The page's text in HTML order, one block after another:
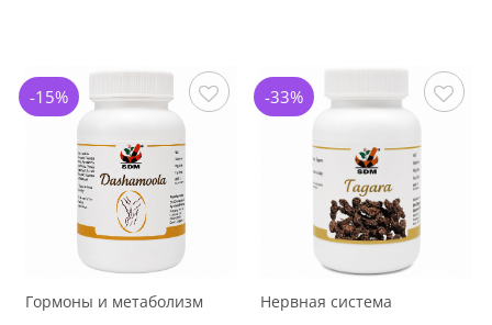
-15%
Гормоны и метаболизм
-33%
Нервная система